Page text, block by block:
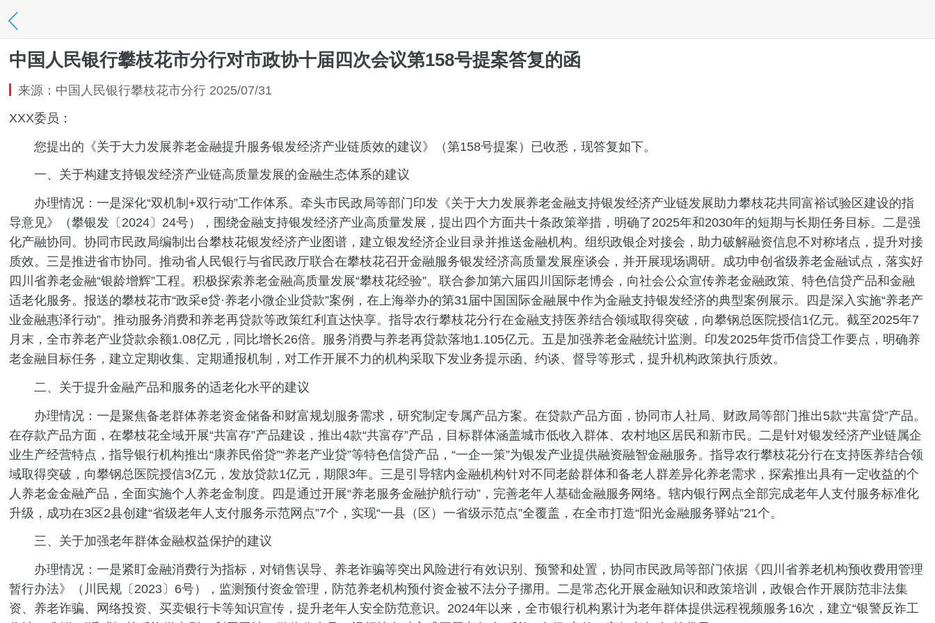
中国人民银行攀枝花市分行对市政协十届四次会议第158号提案答复的函
来源：中国人民银行攀枝花市分行 2025/07/31
XXX委员：
您提出的《关于大力发展养老金融提升服务银发经济产业链质效的建议》（第158号提案）已收悉，现答复如下。
一、关于构建支持银发经济产业链高质量发展的金融生态体系的建议
办理情况：一是深化“双机制+双行动”工作体系。牵头市民政局等部门印发《关于大力发展养老金融支持银发经济产业链发展助力攀枝花共同富裕试验区建设的指
导意见》（攀银发〔2024〕24号），围绕金融支持银发经济产业高质量发展，提出四个方面共十条政策举措，明确了2025年和2030年的短期与长期任务目标。二是强
化产融协同。协同市民政局编制出台攀枝花银发经济产业图谱，建立银发经济企业目录并推送金融机构。组织政银企对接会，助力破解融资信息不对称堵点，提升对接
质效。三是推进省市协同。推动省人民银行与省民政厅联合在攀枝花召开金融服务银发经济高质量发展座谈会，并开展现场调研。成功申创省级养老金融试点，落实好
四川省养老金融“银龄增辉”工程。积极探索养老金融高质量发展“攀枝花经验”。联合参加第六届四川国际老博会，向社会公众宣传养老金融政策、特色信贷产品和金融
适老化服务。报送的攀枝花市“政采e贷·养老小微企业贷款”案例，在上海举办的第31届中国国际金融展中作为金融支持银发经济的典型案例展示。四是深入实施“养老产
业金融惠泽行动”。推动服务消费和养老再贷款等政策红利直达快享。指导农行攀枝花分行在金融支持医养结合领域取得突破，向攀钢总医院授信1亿元。截至2025年7
月末，全市养老产业贷款余额1.08亿元，同比增长26倍。服务消费与养老再贷款落地1.105亿元。五是加强养老金融统计监测。印发2025年货币信贷工作要点，明确养
老金融目标任务，建立定期收集、定期通报机制，对工作开展不力的机构采取下发业务提示函、约谈、督导等形式，提升机构政策执行质效。
二、关于提升金融产品和服务的适老化水平的建议
办理情况：一是聚焦备老群体养老资金储备和财富规划服务需求，研究制定专属产品方案。在贷款产品方面，协同市人社局、财政局等部门推出5款“共富贷”产品。
在存款产品方面，在攀枝花全域开展“共富存”产品建设，推出4款“共富存”产品，目标群体涵盖城市低收入群体、农村地区居民和新市民。二是针对银发经济产业链属企
业生产经营特点，指导银行机构推出“康养民俗贷”“养老产业贷”等特色信贷产品，“一企一策”为银发产业提供融资融智金融服务。指导农行攀枝花分行在支持医养结合领
域取得突破，向攀钢总医院授信3亿元，发放贷款1亿元，期限3年。三是引导辖内金融机构针对不同老龄群体和备老人群差异化养老需求，探索推出具有一定收益的个
人养老金金融产品，全面实施个人养老金制度。四是通过开展“养老服务金融护航行动”，完善老年人基础金融服务网络。辖内银行网点全部完成老年人支付服务标准化
升级，成功在3区2县创建“省级老年人支付服务示范网点”7个，实现“一县（区）一省级示范点”全覆盖，在全市打造“阳光金融服务驿站”21个。
三、关于加强老年群体金融权益保护的建议
办理情况：一是紧盯金融消费行为指标，对销售误导、养老诈骗等突出风险进行有效识别、预警和处置，协同市民政局等部门依据《四川省养老机构预收费用管理
暂行办法》（川民规〔2023〕6号），监测预付资金管理，防范养老机构预付资金被不法分子挪用。二是常态化开展金融知识和政策培训，政银合作开展防范非法集
资、养老诈骗、网络投资、买卖银行卡等知识宣传，提升老年人安全防范意识。2024年以来，全市银行机构累计为老年群体提供远程视频服务16次，建立“银警反诈工